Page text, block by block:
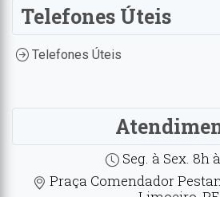
Telefones Úteis
Telefones Úteis
Seg. à Sex. 8h
Praça Comendador